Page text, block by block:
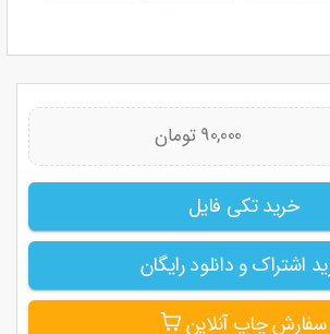
90,000 تومان
خرید تکی فایل
اشتراک و دانلود رایگان
سفارش چاپ آنلاین